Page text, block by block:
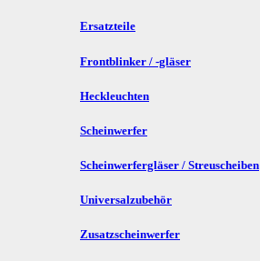
Ersatzteile
Frontblinker / -gläser
Heckleuchten
Scheinwerfer
Scheinwerfergläser / Streuscheiben
Universalzubehör
Zusatzscheinwerfer